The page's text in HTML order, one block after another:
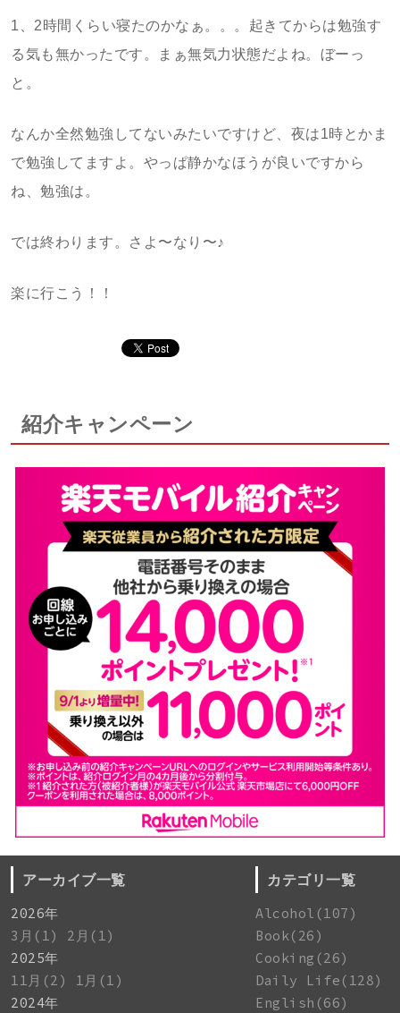
1、2時間くらい寝たのかなぁ。。。起きてからは勉強す
る気も無かったです。まぁ無気力状態だよね。ぼーっ
と。
なんか全然勉強してないみたいですけど、夜は1時とかま
で勉強してますよ。やっぱ静かなほうが良いですから
ね、勉強は。
では終わります。さよ〜なり〜♪
楽に行こう！！
紹介キャンペーン
アーカイブ一覧
2026年
3月(1)
2月(1)
2025年
11月(2)
1月(1)
2024年
カテゴリ一覧
Alcohol(107)
Book(26)
Cooking(26)
Daily Life(128)
English(66)